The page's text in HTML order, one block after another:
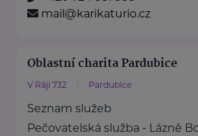
mail@karikaturio.cz
Oblastní charita Pardubice
V Ráji 732 Pardubice
Seznam služeb
Pečovatelská služba - Lázně